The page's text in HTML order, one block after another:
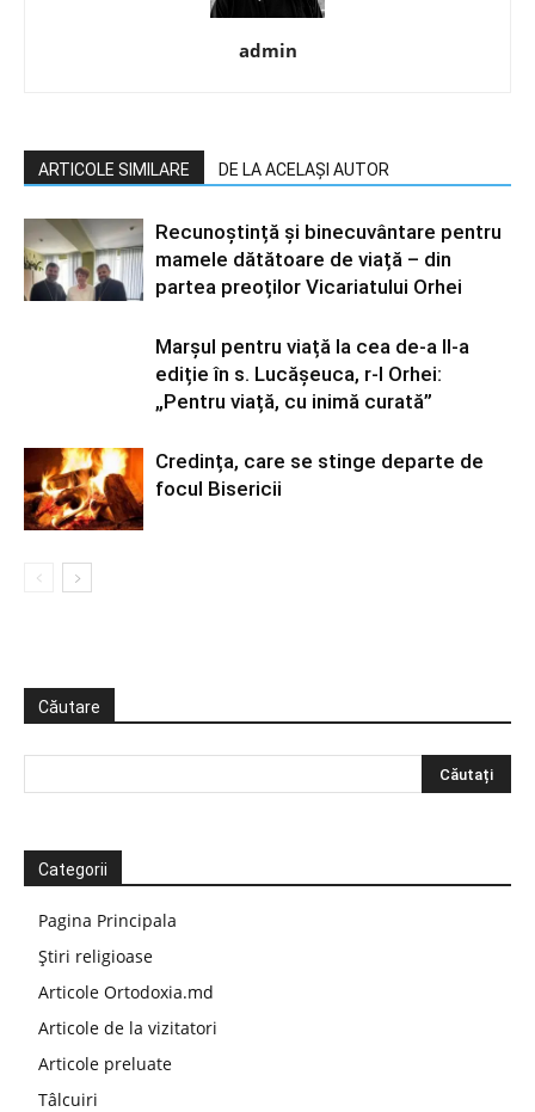
admin
ARTICOLE SIMILARE DE LA ACELAȘI AUTOR
Recunoștință și binecuvântare pentru
mamele dătătoare de viață – din
partea preoților Vicariatului Orhei
Marșul pentru viață la cea de-a II-a
ediție în s. Lucășeuca, r-l Orhei:
„Pentru viață, cu inimă curată”
Credința, care se stinge departe de
focul Bisericii
Căutare
Categorii
Pagina Principala
Știri religioase
Articole Ortodoxia.md
Articole de la vizitatori
Articole preluate
Tâlcuiri